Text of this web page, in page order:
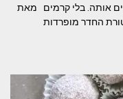
אותה. בלי קרמים מאת